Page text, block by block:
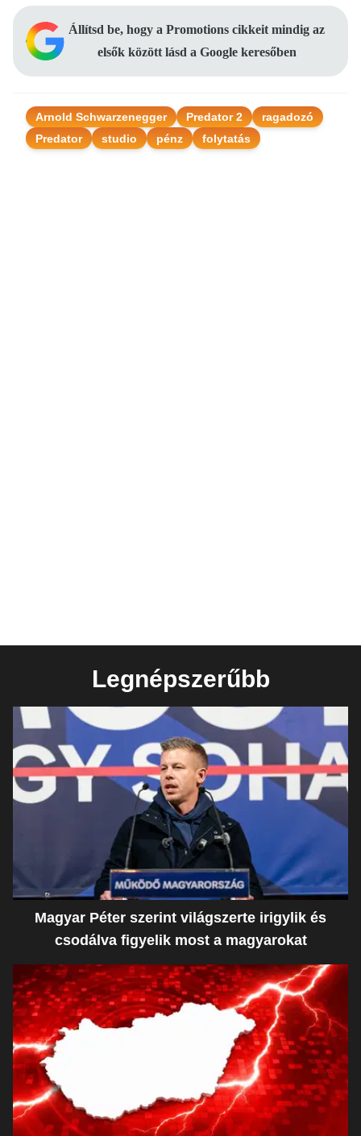
Állítsd be, hogy a Promotions cikkeit mindig az
elsők között lásd a Google keresőben
Arnold Schwarzenegger Predator 2
ragadozó
Predator
studio pénz folytatás
Legnépszerűbb
Magyar Péter szerint világszerte irigylik és
csodálva figyelik most a magyarokat